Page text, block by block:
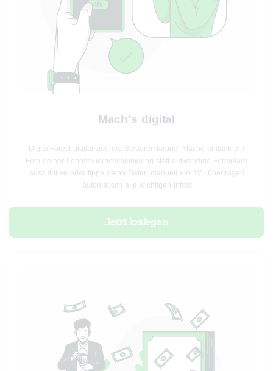
Mach's digital
DigitalForest digitalisiert die Steuererklärung. Mache einfach ein
Foto deiner Lohnsteuerbescheinigung statt aufwändige Formulare
auszufüllen oder tippe deine Daten manuell ein. Wir übertragen
automatisch alle wichtigen Infos!
Jetzt loslegen